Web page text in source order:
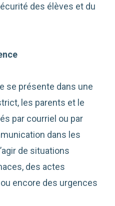
des élèves et du
se présente dans une
les parents et le
par courriel ou par
dans les
de situations
des actes
encore des urgences